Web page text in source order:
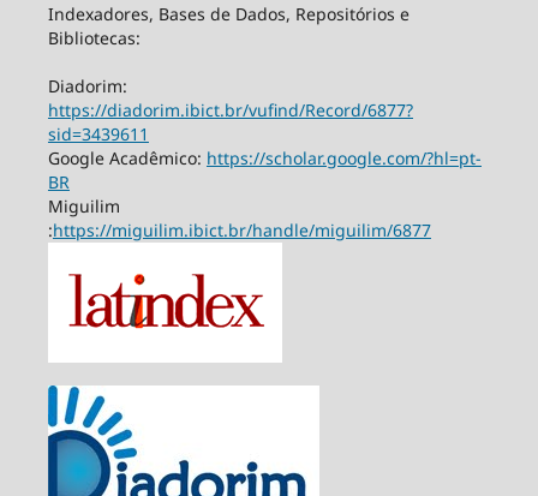
Indexadores, Bases de Dados, Repositórios e
Bibliotecas:
Diadorim:
https://diadorim.ibict.br/vufind/Record/6877?
sid=3439611
Google Acadêmico: https://scholar.google.com/?hl=pt-
BR
Miguilim
:https://miguilim.ibict.br/handle/miguilim/6877